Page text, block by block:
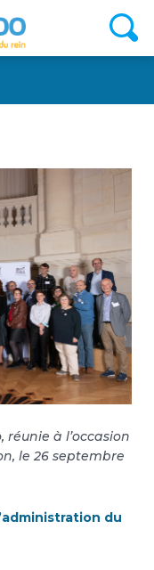
réunie à l’occasion
le 26 septembre
du